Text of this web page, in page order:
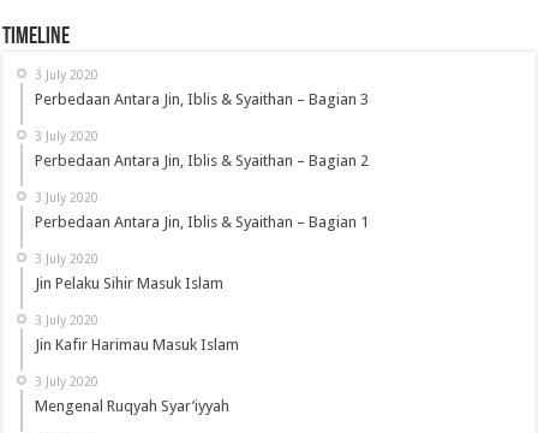
Timeline
3 July 2020
Perbedaan Antara Jin, Iblis & Syaithan – Bagian 3
3 July 2020
Perbedaan Antara Jin, Iblis & Syaithan – Bagian 2
3 July 2020
Perbedaan Antara Jin, Iblis & Syaithan – Bagian 1
3 July 2020
Jin Pelaku Sihir Masuk Islam
3 July 2020
Jin Kafir Harimau Masuk Islam
3 July 2020
Mengenal Ruqyah Syar’iyyah